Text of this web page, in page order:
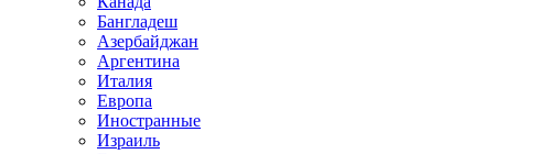
Бангладеш
Азербайджан
Аргентина
Италия
Европа
Иностранные
Израиль